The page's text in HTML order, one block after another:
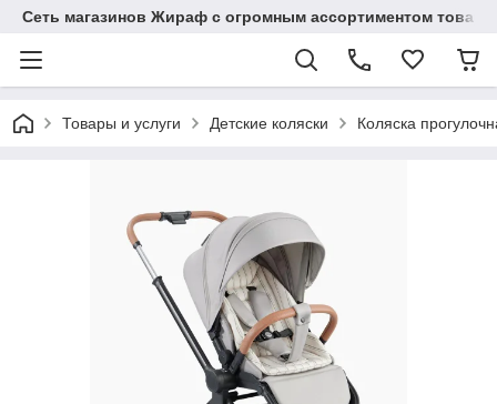
Сеть магазинов Жираф с огромным ассортиментом
Товары и услуги Детские коляски Коляска